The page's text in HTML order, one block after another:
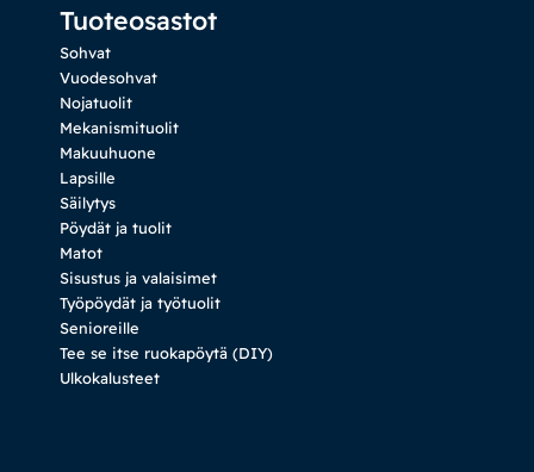
Tuoteosastot
Sohvat
Vuodesohvat
Nojatuolit
Mekanismituolit
Makuuhuone
Lapsille
Säilytys
Pöydät ja tuolit
Matot
Sisustus ja valaisimet
Työpöydät ja työtuolit
Senioreille
Tee se itse ruokapöytä (DIY)
Ulkokalusteet